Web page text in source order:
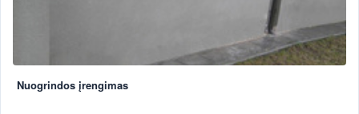
Nuogrindos įrengimas